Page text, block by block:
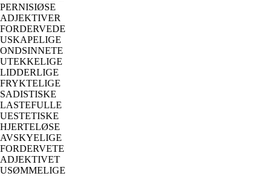
PERNISIØSE
ADJEKTIVER
FORDERVEDE
USKAPELIGE
ONDSINNETE
UTEKKELIGE
LIDDERLIGE
FRYKTELIGE
SADISTISKE
LASTEFULLE
UESTETISKE
HJERTELØSE
AVSKYELIGE
FORDERVETE
ADJEKTIVET
USØMMELIGE